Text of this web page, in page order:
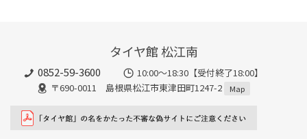
タイヤ館 松江南
0852-59-3600
10:00～18:30【受付終了18:00】
〒690-0011 島根県松江市東津田町1247-2
Map